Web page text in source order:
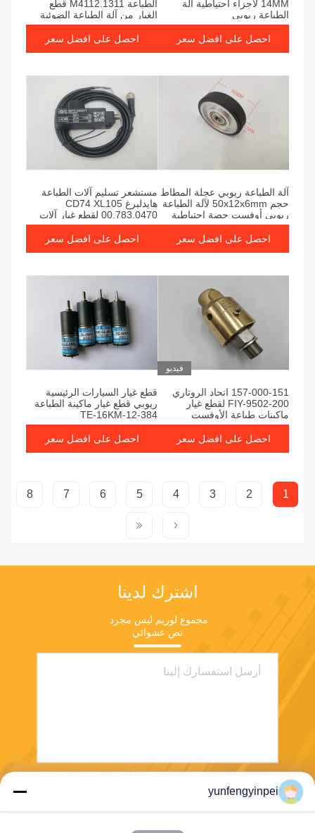
14MM لأجزاء احتياطية آلة
الطباعة ريوبي
احصل على افضل سعر
الطباعة M4112.1311 قطع
الغيار من آلة الطباعة الضوئية
احصل على افضل سعر
آلة الطباعة ريوبي عجلة المطاط
حجم 50x12x6mm لآلة الطباعة
ريوبي أوفست حصة احتياطية
احصل على افضل سعر
مستشعر تسليم آلات الطباعة
هايدلبرغ CD74 XL105
00.783.0470 لقطع غيار آلات
الطباعة
احصل على افضل سعر
فيديو
157-000-151 اتحاد الروتاري
FIY-9502-200 لقطع غيار
ماكينات طباعة الأوفست
كوموري
احصل على افضل سعر
قطع غيار السيارات الرئيسية
ريوبي قطع غيار ماكينة الطباعة
TE-16KM-12-384
احصل على افضل سعر
1
2
3
4
5
6
7
8
اشترك لدينا
نص عشوائي
yunfengyinpei